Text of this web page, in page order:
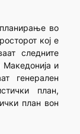
во
кој е
следните
и
генерален
план,
план вон